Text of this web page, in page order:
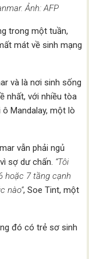
Ảnh: AFP
trong một tuần,
mát về sinh mạng
và là nơi sinh sống
nhất, với nhiều tòa
Mandalay, một lò
vẫn phải ngủ
sợ dư chấn. “Tôi
hoặc 7 tầng cạnh
nào”, Soe Tint, một
đó có trẻ sơ sinh